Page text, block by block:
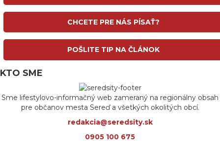
CHCETE PRE NÁS PÍSAŤ?
POŠLITE TIP NA ČLÁNOK
KTO SME
Sme lifestylovo-informačný web zameraný na regionálny obsah
pre občanov mesta Sereď a všetkých okolitých obcí.
redakcia@seredsity.sk
0905 100 675